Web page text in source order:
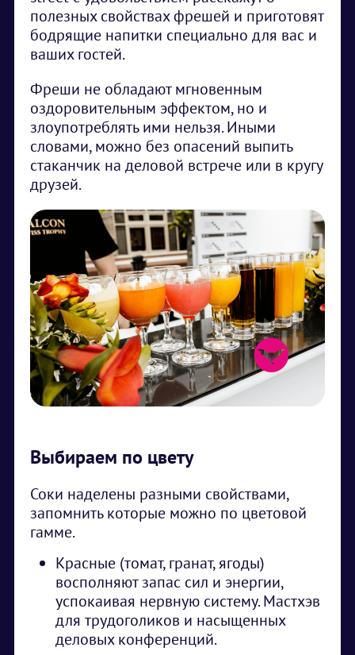
полезных свойствах фрешей и приготовят
бодрящие напитки специально для вас и
ваших гостей.
Фреши не обладают мгновенным
оздоровительным эффектом, но и
злоупотреблять ими нельзя. Иными
словами, можно без опасений выпить
стаканчик на деловой встрече или в кругу
друзей.
Выбираем по цвету
Соки наделены разными свойствами,
запомнить которые можно по цветовой
гамме.
Красные (томат, гранат, ягоды)
восполняют запас сил и энергии,
успокаивая нервную систему. Мастхэв
для трудоголиков и насыщенных
деловых конференций.